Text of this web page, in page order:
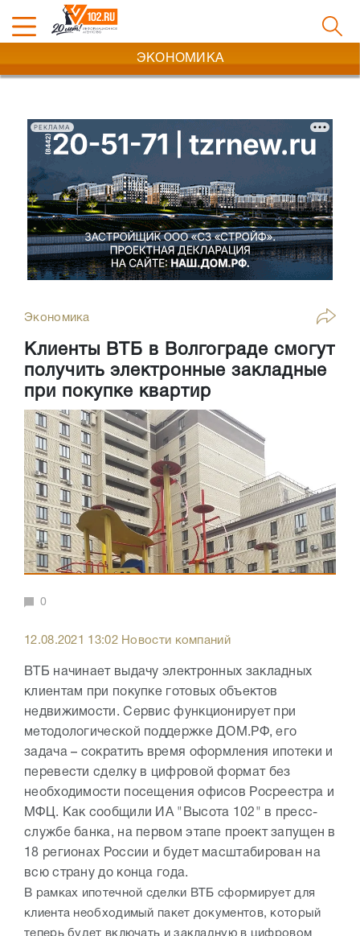
ЭКОНОМИКА
РЕКЛАМА
Экономика
Клиенты ВТБ в Волгограде смогут
получить электронные закладные
при покупке квартир
0
12.08.2021 13:02 Новости компаний
ВТБ начинает выдачу электронных закладных
клиентам при покупке готовых объектов
недвижимости. Сервис функционирует при
методологической поддержке ДОМ.РФ, его
задача – сократить время оформления ипотеки и
перевести сделку в цифровой формат без
необходимости посещения офисов Росреестра и
МФЦ. Как сообщили ИА "Высота 102" в пресс-
службе банка, на первом этапе проект запущен в
18 регионах России и будет масштабирован на
всю страну до конца года.
В рамках ипотечной сделки ВТБ сформирует для
клиента необходимый пакет документов, который